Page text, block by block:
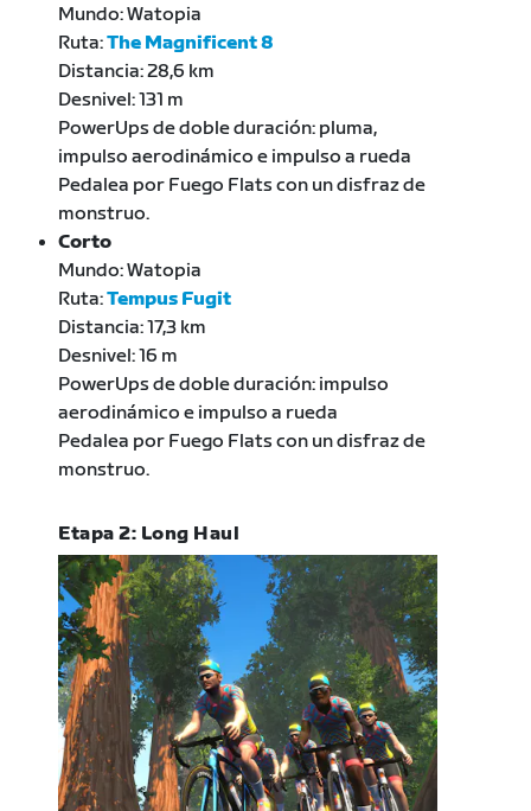
Mundo: Watopia
Ruta:The Magnificent 8
Distancia: 28,6 km
Desnivel: 131 m
PowerUps de doble duración: pluma,
impulso aerodinámico e impulso a rueda
Pedalea por Fuego Flats con un disfraz de
monstruo.
Corto
Mundo: Watopia
Ruta:Tempus Fugit
Distancia: 17,3 km
Desnivel: 16 m
PowerUps de doble duración: impulso
aerodinámico e impulso a rueda
Pedalea por Fuego Flats con un disfraz de
monstruo.
Etapa 2: Long Haul